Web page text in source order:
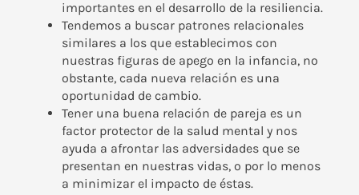
importantes en el desarrollo de la resiliencia.
Tendemos a buscar patrones relacionales
similares a los que establecimos con
nuestras figuras de apego en la infancia, no
obstante, cada nueva relación es una
oportunidad de cambio.
Tener una buena relación de pareja es un
factor protector de la salud mental y nos
ayuda a afrontar las adversidades que se
presentan en nuestras vidas, o por lo menos
a minimizar el impacto de éstas.